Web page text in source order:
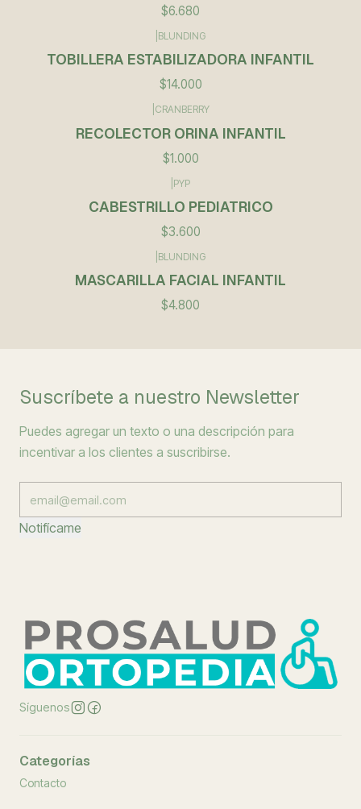
$6.680
No disponible
BLUNDING
TOBILLERA ESTABILIZADORA INFANTIL
$14.000
CRANBERRY
RECOLECTOR ORINA INFANTIL
$1.000
No disponible
PYP
CABESTRILLO PEDIATRICO
$3.600
No disponible
BLUNDING
MASCARILLA FACIAL INFANTIL
$4.800
Suscríbete a nuestro Newsletter
Puedes agregar un texto o una descripción para
incentivar a los clientes a suscribirse.
Notifícame
Síguenos
Categorías
Contacto